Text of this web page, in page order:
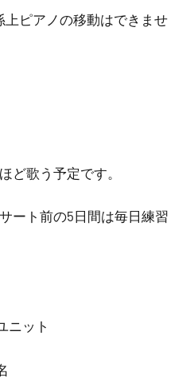
アノの移動はできませ
ど歌う予定です。
ト前の5日間は毎日練習
ニット